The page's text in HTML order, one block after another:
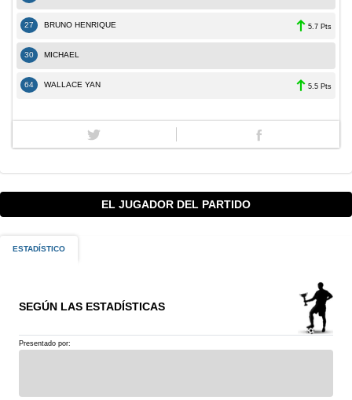
27 BRUNO HENRIQUE 5.7 Pts
30 MICHAEL
64 WALLACE YAN 5.5 Pts
EL JUGADOR DEL PARTIDO
ESTADÍSTICO
SEGÚN LAS ESTADÍSTICAS
Presentado por: